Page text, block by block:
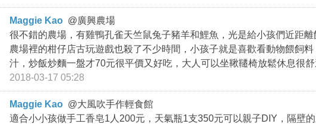
Maggie Kao @廣興農場
很不錯的農場，有雞鴨孔雀天竺鼠兔子豬羊和鯉魚，光是給小孩們近距離
農場裡的柑仔店古玩遊戲也殺了不少時間，小孩子就是喜歡看動物餵飼
汁，炒飯炒麵一盤才70元很平價又好吃，大人可以坐鞦韆椅放鬆休息很舒
2018-03-17 05:28
Maggie Kao @大風吹手作輕食館
適合小小孩做手工香皂1人200元，天氣瓶1支350元可以親子DIY，隔壁